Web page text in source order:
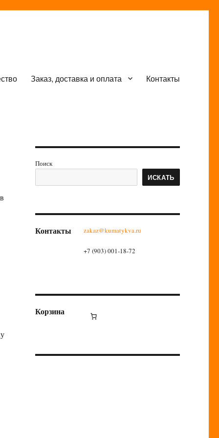
Заказ, доставка и оплата Контакты
Поиск
ИСКАТЬ
Контакты zakaz@kumatykva.ru
+7 (903) 001-18-72
Корзина